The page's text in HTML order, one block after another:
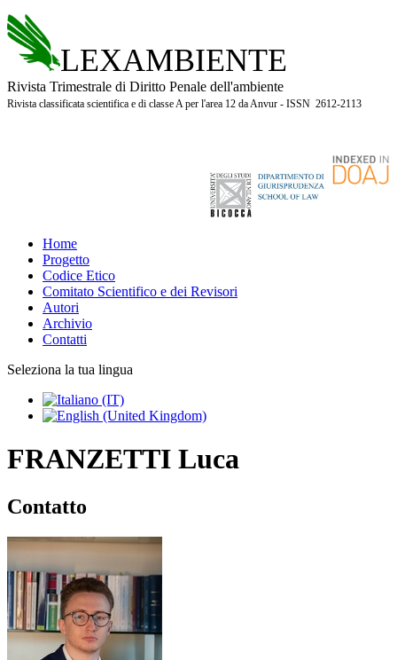
LEXAMBIENTE
Rivista Trimestrale di Diritto Penale dell'ambiente
Rivista classificata scientifica e di classe A per l'area 12 da Anvur - ISSN 2612-2113
Home
Progetto
Codice Etico
Comitato Scientifico e dei Revisori
Autori
Archivio
Contatti
Seleziona la tua lingua
FRANZETTI Luca
Contatto